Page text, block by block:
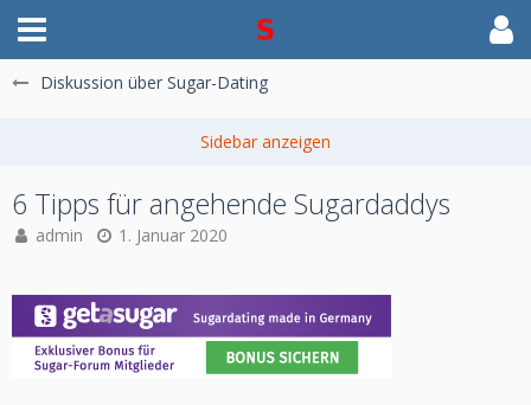
Diskussion über Sugar-Dating
6 Tipps für angehende Sugardaddys
admin 1. Januar 2020